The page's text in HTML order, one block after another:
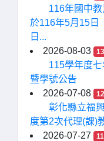
116年國中
於116年5月15日
日...
2026-08-03
115學年度
暨學號公告
2026-07-08
彰化縣立福
度第2次代理(課)
2026-07-27